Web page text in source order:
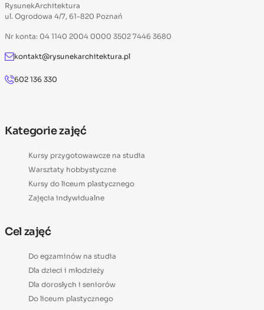
RysunekArchitektura
ul. Ogrodowa 4/7, 61-820 Poznań
Nr konta: 04 1140 2004 0000 3502 7446 3680
kontakt@rysunekarchitektura.pl
602 136 330
Kategorie zajęć
Kursy przygotowawcze na studia
Warsztaty hobbystyczne
Kursy do liceum plastycznego
Zajęcia indywidualne
Cel zajęć
Do egzaminów na studia
Dla dzieci i młodzieży
Dla dorosłych i seniorów
Do liceum plastycznego